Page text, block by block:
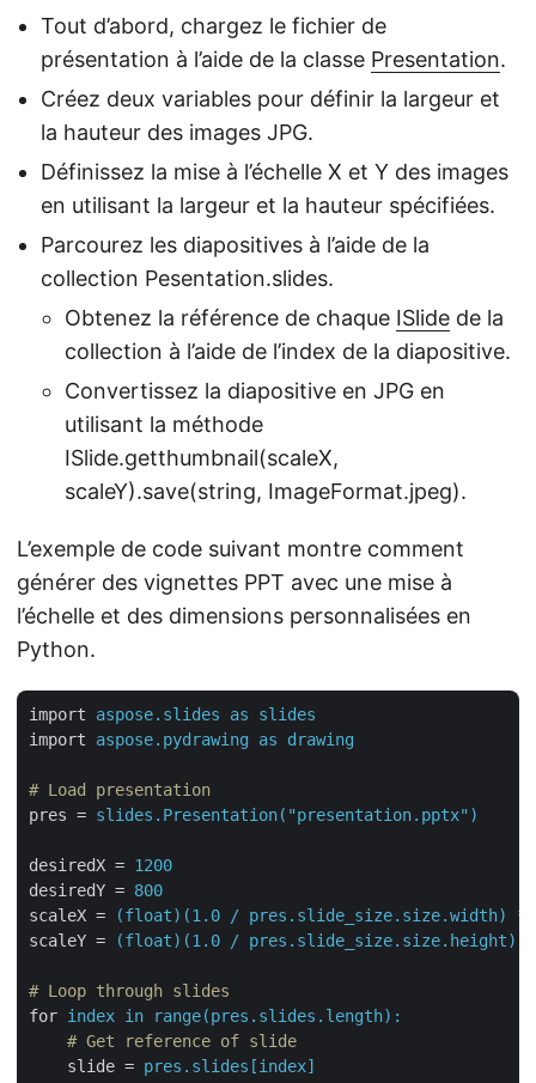
Tout d’abord, chargez le fichier de
présentation à l’aide de la classe Presentation.
Créez deux variables pour définir la largeur et
la hauteur des images JPG.
Définissez la mise à l’échelle X et Y des images
en utilisant la largeur et la hauteur spécifiées.
Parcourez les diapositives à l’aide de la
collection Pesentation.slides.
Obtenez la référence de chaque ISlide de la
collection à l’aide de l’index de la diapositive.
Convertissez la diapositive en JPG en
utilisant la méthode
ISlide.getthumbnail(scaleX,
scaleY).save(string, ImageFormat.jpeg).
L’exemple de code suivant montre comment
générer des vignettes PPT avec une mise à
l’échelle et des dimensions personnalisées en
Python.
import
aspose.slides as slides
import
aspose.pydrawing as drawing
# Load presentation
pres = slides.Presentation("presentation.pptx")
desiredX = 1200
desiredY = 800
scaleX =
(float)(1.0 / pres.slide_size.size.width) *
scaleY = (float)(1.0 / pres.slide_size.size.height) *
# Loop through slides
for index in range(pres.slides.length):
    # Get reference of slide
slide = pres.slides[index]